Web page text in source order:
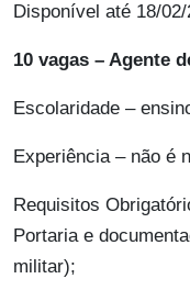
Disponível até 18/
10 vagas – Agente
Escolaridade –
Experiência – não é
Requisitos
Portaria e
militar);